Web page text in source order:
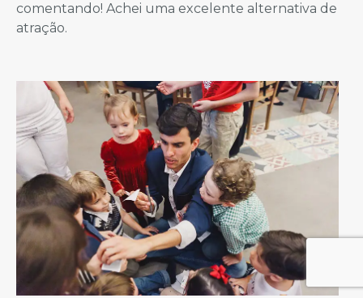
comentando! Achei uma excelente alternativa de
atração.